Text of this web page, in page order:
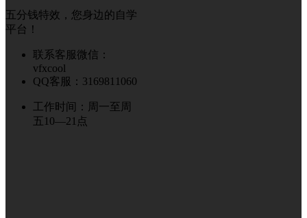
五分钱特效，您身边的自学
平台！
联系客服微信：
vfxcool
QQ客服：3169811060
工作时间：周一至周
五10—21点